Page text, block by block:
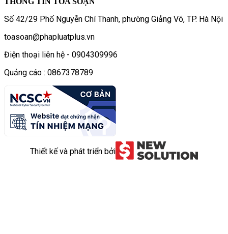
Số 42/29 Phố Nguyễn Chí Thanh, phường Giảng Võ, TP. Hà Nội
toasoan@phapluatplus.vn
Điện thoại liên hệ - 0904309996
Quảng cáo : 0867378789
Thiết kế và phát triển bởi